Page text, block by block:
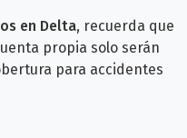
en Delta, recuerda que
propia solo serán
para accidentes